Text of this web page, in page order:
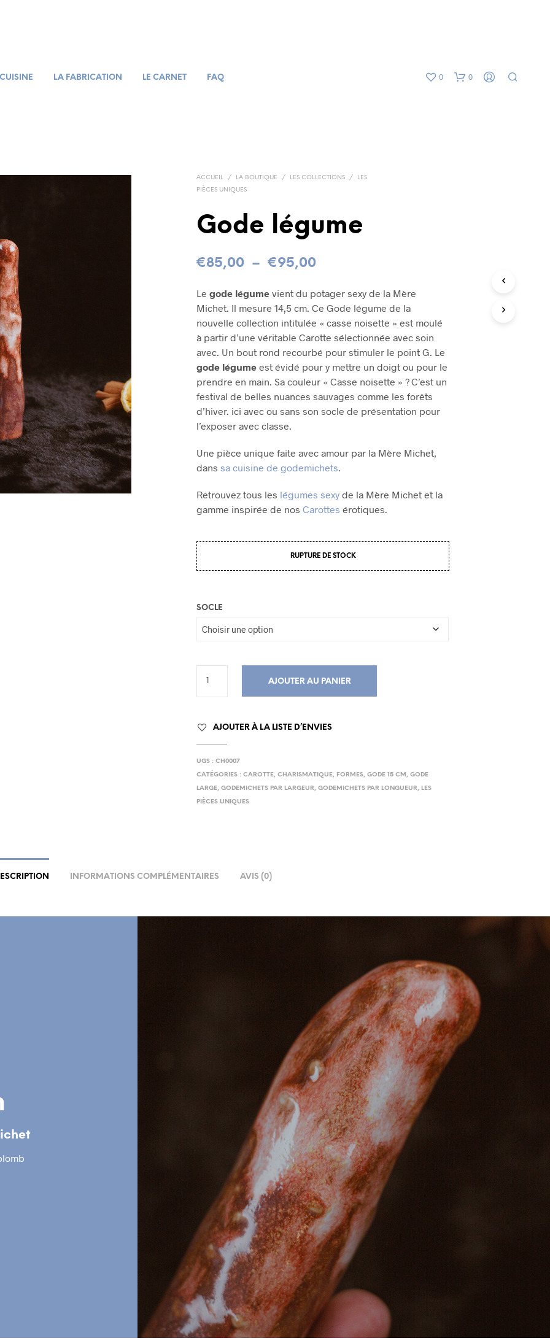
LA FABRICATION LE CARNET FAQ 0 0
ACCUEIL / LA BOUTIQUE / LES COLLECTIONS /
LES
PIÈCES UNIQUES
Gode légume
€85,00 – €95,00Plage
prix :
€85,00
à
€95,00
Legode légumevient du potager sexy de la Mère
Michet. Il mesure 14,5 cm. Ce Gode légume de la
nouvelle collection intitulée « casse noisette » est moulé
à partir d’une véritable Carotte sélectionnée avec soin
avec. Un bout rond recourbé pour stimuler le point G. Le
gode légume est évidé pour y mettre un doigt ou pour le
prendre en main. Sa couleur « Casse noisette » ? C’est un
festival de belles nuances sauvages comme les forêts
d’hiver. ici avec ou sans son socle de présentation pour
l’exposer avec classe.
Une pièce unique faite avec amour par la Mère Michet,
danssa cuisine de godemichets.
Retrouvez tous les légumes sexy de la Mère Michet et la
gamme inspirée de nosCarottes érotiques.
RUPTURE DE STOCK
SOCLE
AJOUTER AU PANIER
AJOUTER À LA LISTE D’ENVIES
UGS :CH0007
CATÉGORIES :CAROTTE,CHARISMATIQUE, FORMES,GODE 15 CM ,GODE
LARGE,GODEMICHETS PAR LARGEUR,GODEMICHETS PAR LONGUEUR, LES
PIÈCES UNIQUES
INFORMATIONS COMPLÉMENTAIRES AVIS (0)